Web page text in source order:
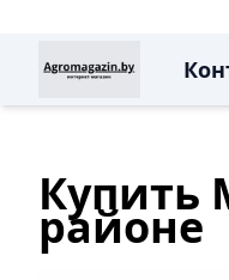
Купить
районе